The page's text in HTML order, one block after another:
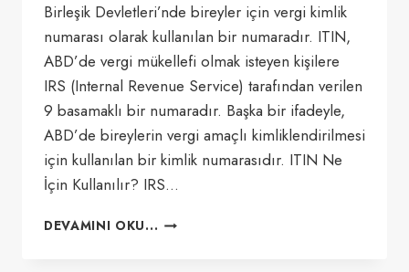
Birleşik Devletleri’nde bireyler için vergi kimlik
numarası olarak kullanılan bir numaradır. ITIN,
ABD’de vergi mükellefi olmak isteyen kişilere
IRS (Internal Revenue Service) tarafından verilen
9 basamaklı bir numaradır. Başka bir ifadeyle,
ABD’de bireylerin vergi amaçlı kimliklendirilmesi
için kullanılan bir kimlik numarasıdır. ITIN Ne
İçin Kullanılır? IRS…
DEVAMINI OKU... ITIN